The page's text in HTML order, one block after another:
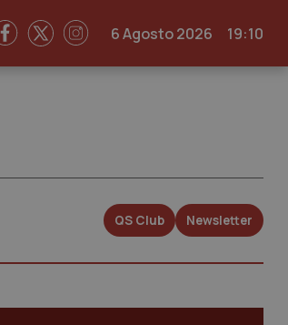
6 Agosto 2026 19:10
QS Club Newsletter